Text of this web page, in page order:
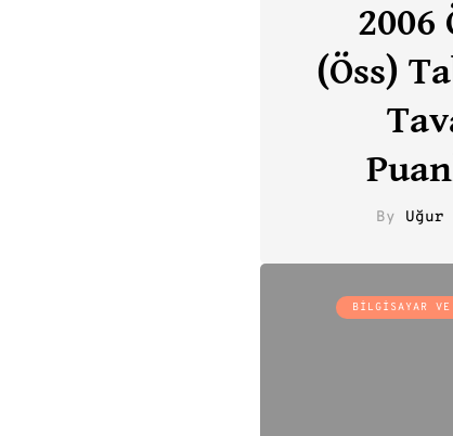
2006
(Öss)
By Uğur
BILGISAYAR